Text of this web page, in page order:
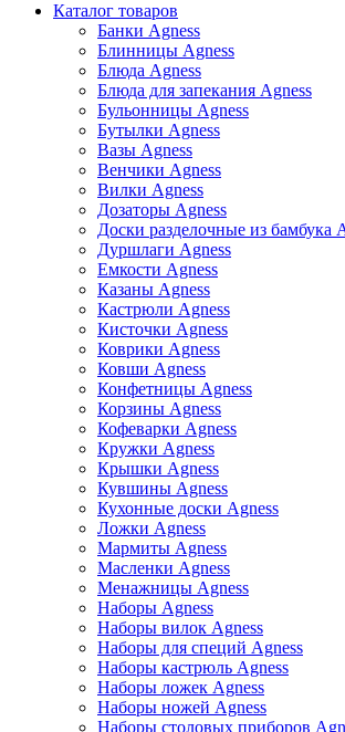
Каталог товаров
Банки Agness
Блинницы Agness
Блюда Agness
Блюда для запекания Agness
Бульонницы Agness
Бутылки Agness
Вазы Agness
Венчики Agness
Вилки Agness
Дозаторы Agness
Доски разделочные из бамбука
Дуршлаги Agness
Емкости Agness
Казаны Agness
Кастрюли Agness
Кисточки Agness
Коврики Agness
Ковши Agness
Конфетницы Agness
Корзины Agness
Кофеварки Agness
Кружки Agness
Крышки Agness
Кувшины Agness
Кухонные доски Agness
Ложки Agness
Мармиты Agness
Масленки Agness
Менажницы Agness
Наборы Agness
Наборы вилок Agness
Наборы для специй Agness
Наборы кастрюль Agness
Наборы ложек Agness
Наборы ножей Agness
Наборы столовых приборов